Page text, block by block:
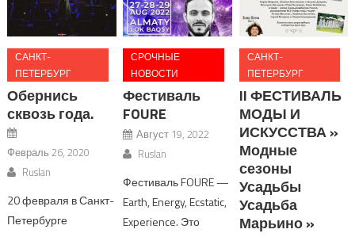
САНКТ-
ПЕТЕРБУРГ
Обернись
сквозь года.
Февраль 26, 2020
Ruslan
20 февраля в Санкт-
Петербурге
СРОЧНЫЕ
НОВОСТИ
Фестиваль
FOURE
Август 19, 2022
Ruslan
Фестиваль FOURE —
Earth, Energy, Ecstatic,
Experience. Это
САНКТ-
ПЕТЕРБУРГ
II ФЕСТИВАЛЬ
МОДЫ И
ИСКУССТВА »
Модные
сезоны
Усадьбы
Усадьба
Марьино »